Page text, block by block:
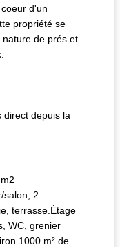
d'un
propriété se
de prés et
direct depuis la
salon, 2
terrasse.Étage
WC, grenier
1000 m² de